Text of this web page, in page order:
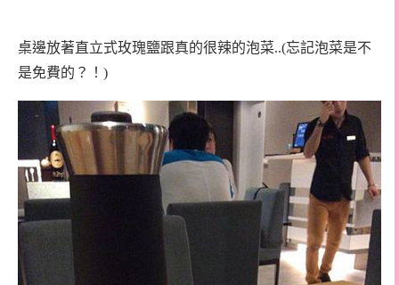
桌邊放著直立式玫瑰鹽跟真的很辣的泡菜..(忘記泡菜是不
是免費的？！)